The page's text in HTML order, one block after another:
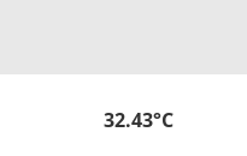
32.43°C